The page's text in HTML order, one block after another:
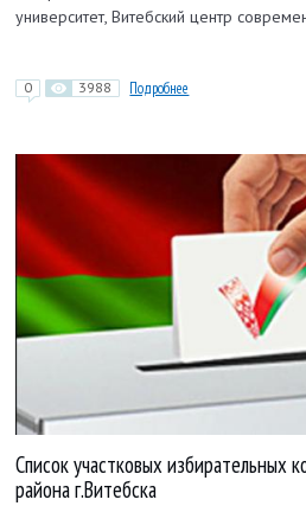
университет, Витебский центр
0 3988 Подробнее
Список участковых избирательных
района г.Витебска